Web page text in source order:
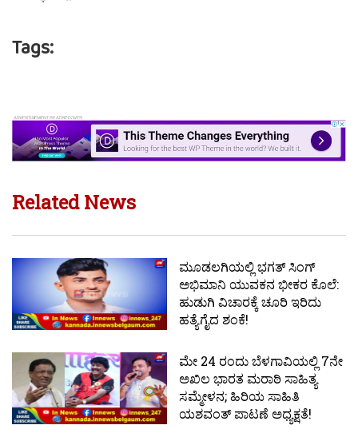
Tags:
Related News
ಮೂಡಲಗಿಯಲ್ಲಿ ಭಗತ್ ಸಿಂಗ್
ಅಭಿಮಾನಿ ಯುವಕನ ಭೀಕರ ಕೊಲೆ:
ಹುಡುಗಿ ವಿಚಾರಕ್ಕೆ ಚೂರಿ ಇರಿದು
ಹತ್ಯೆಗೈದ ಶಂಕೆ!
ಮೇ 24 ರಂದು ಬೆಳಗಾವಿಯಲ್ಲಿ 7ನೇ
ಅಖಿಲ ಭಾರತ ಮರಾಠಿ ಸಾಹಿತ್ಯ
ಸಮ್ಮೇಳನ; ಹಿರಿಯ ಸಾಹಿತಿ
ಯಶವಂತ್ ಪಾಟಣೆ ಅಧ್ಯಕ್ಷತೆ!